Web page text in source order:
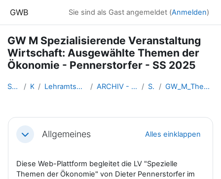
GWB Sie sind als Gast angemeldet (Anmelden)
GW M Spezialisierende Veranstaltung
Wirtschaft: Ausgewählte Themen der
Ökonomie - Pennerstorfer - SS 2025
Startseite Kurse Lehramtsausbildung GW im Clust... ARCHIV - Lehrveranstaltungen a... SS 2025 GW_M_Themen_Oekonomie_Pennerst...
Abschnittsübersicht
EinklappenAllgemeines Alles einklappen
Diese Web-Plattform begleitet die LV "Spezielle
Themen der Ökonomie" von Dieter Pennerstorfer im